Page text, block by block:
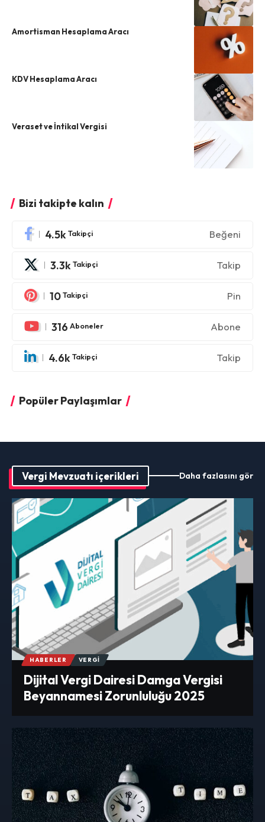
Amortisman Hesaplama Aracı
KDV Hesaplama Aracı
Veraset ve İntikal Vergisi
Bizi takipte kalın
4.5kTakipçi Beğeni
3.3kTakipçi Takip
10Takipçi Pin
316 Aboneler Abone
4.6kTakipçi Takip
Popüler Paylaşımlar
Vergi Mevzuatı içerikleri Daha fazlasını gör
HABERLER VERGI
Dijital Vergi Dairesi Damga Vergisi
Beyannamesi Zorunluluğu 2025